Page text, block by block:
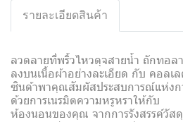
รายละเอียดสินค้า
ลวดลายที่พริ้วไหวดุจสายน้ำ ถักทอล
ลงบนเนื้อผ้าอย่างละเอียด กับ คอลเ
ซินด้าพาคุณสัมผัสประสบการณ์แห่งก
ด้วยการเนรมิตความหรูหราให้กับ
ห้องนอนของคุณ จากการรังสรรค์วั